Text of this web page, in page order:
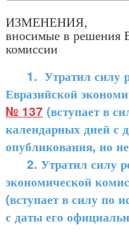
ИЗМЕНЕНИЯ,
вносимые в решения
комиссии
1. Утратил силу
Евразийской
№ 137 (вступает в
календарных дней с
опубликования, но
2. Утратил силу
экономической
(вступает в силу по
с даты его